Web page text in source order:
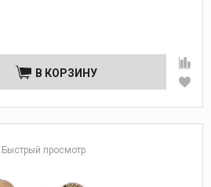
В КОРЗИНУ
Быстрый просмотр